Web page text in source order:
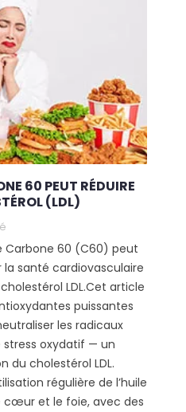
60 PEUT RÉDUIRE
(LDL)
60 (C60) peut
santé cardiovasculaire
LDL.Cet article
puissantes
les radicaux
oxydatif — un
du cholestérol LDL.
régulière de l’huile
cœur et le foie, avec des